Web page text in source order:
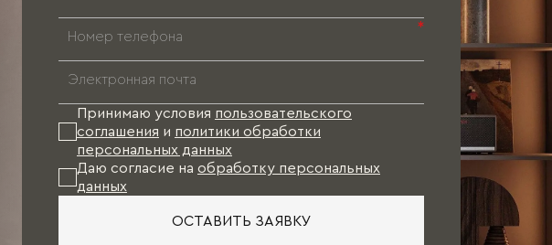
*
Принимаю условия пользовательского
соглашения и политики обработки
персональных данных
Даю согласие на обработку персональных
данных
ОСТАВИТЬ ЗАЯВКУ